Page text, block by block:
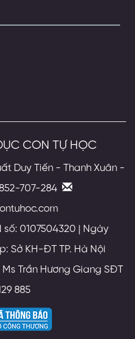
CON TỰ HỌC
Duy Tiến - Thanh Xuân -
707-284
0107504320 | Ngày
Sở KH-ĐT TP. Hà Nội
Trần Hương Giang SĐT
885